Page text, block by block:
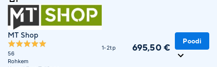
MT Shop
56
Rohkem
1-2tp 695,50 €
Poodi